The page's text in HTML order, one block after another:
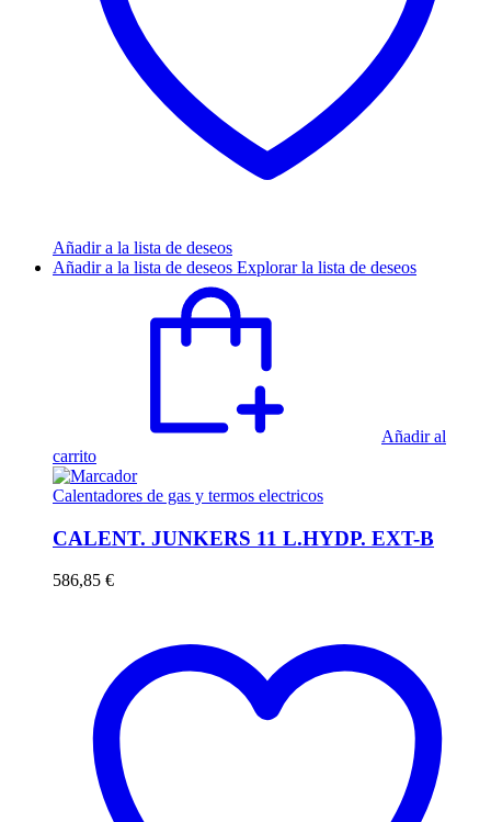
Añadir a la lista de deseos
Añadir a la lista de deseos Explorar la lista de deseos
Añadir al
carrito
Calentadores de gas y termos electricos
CALENT. JUNKERS 11 L.HYDP. EXT-B
586,85 €